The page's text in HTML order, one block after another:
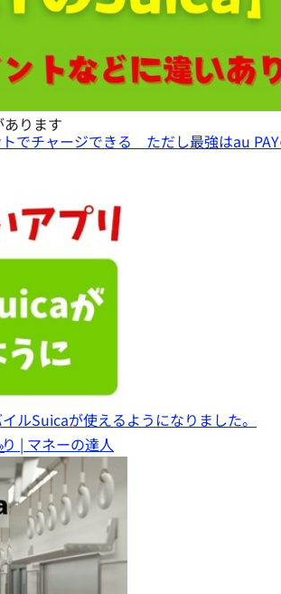
ります
でチャージできる ただし最強はau
ルSuicaが使えるようになりました。
| マネーの達人